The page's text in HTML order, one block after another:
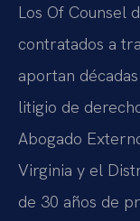
Los Of Counsel
contratados a
aportan
litigio de
Abogado
Virginia y el
de 30 años de